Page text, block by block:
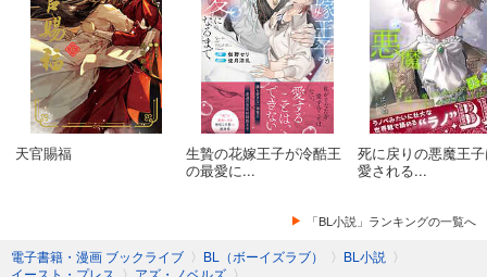
天官賜福
生贄の花嫁王子が冷酷王
の最愛に...
死に戻りの悪魔王
愛される...
「BL小説」ランキングの一覧へ
電子書籍・漫画 ブックライブ 〉 BL（ボーイズラブ） 〉 BL小説 〉